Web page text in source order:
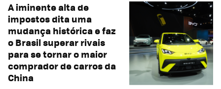
A iminente alta de
impostos dita uma
mudança histórica e faz
o Brasil superar rivais
para se tornar o maior
comprador de carros da
China